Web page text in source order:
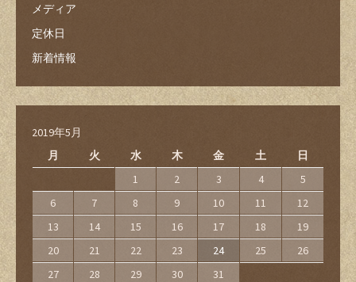
メディア
定休日
新着情報
2019年5月
月
火 水 木 金 土 日
1 2 3 4
5
6
7 8 9 10 11
12
13
14 15 16 17 18
19
20
21 22 23 24 25
26
27
28 29 30 31